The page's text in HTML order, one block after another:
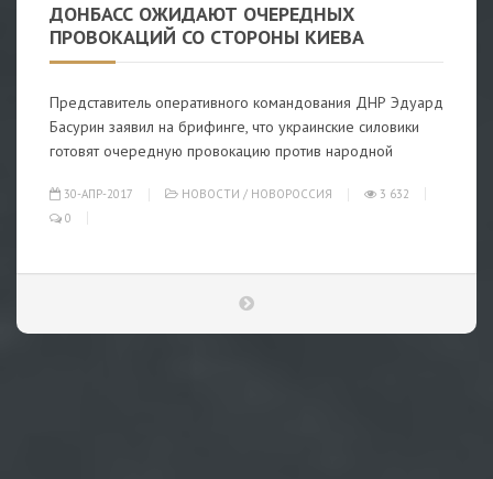
ДОНБАСС ОЖИДАЮТ ОЧЕРЕДНЫХ
ПРОВОКАЦИЙ СО СТОРОНЫ КИЕВА
Представитель оперативного командования ДНР Эдуард
Басурин заявил на брифинге, что украинские силовики
готовят очередную провокацию против народной
30-АПР-2017 НОВОСТИ / НОВОРОССИЯ
3 632
0